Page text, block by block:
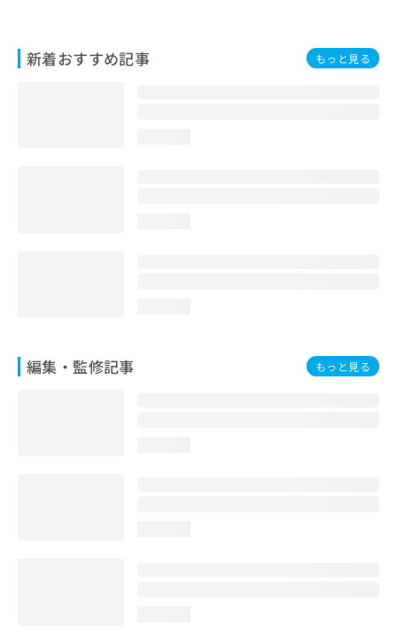
新着おすすめ記事 もっと見る
編集・監修記事 もっと見る
い
合